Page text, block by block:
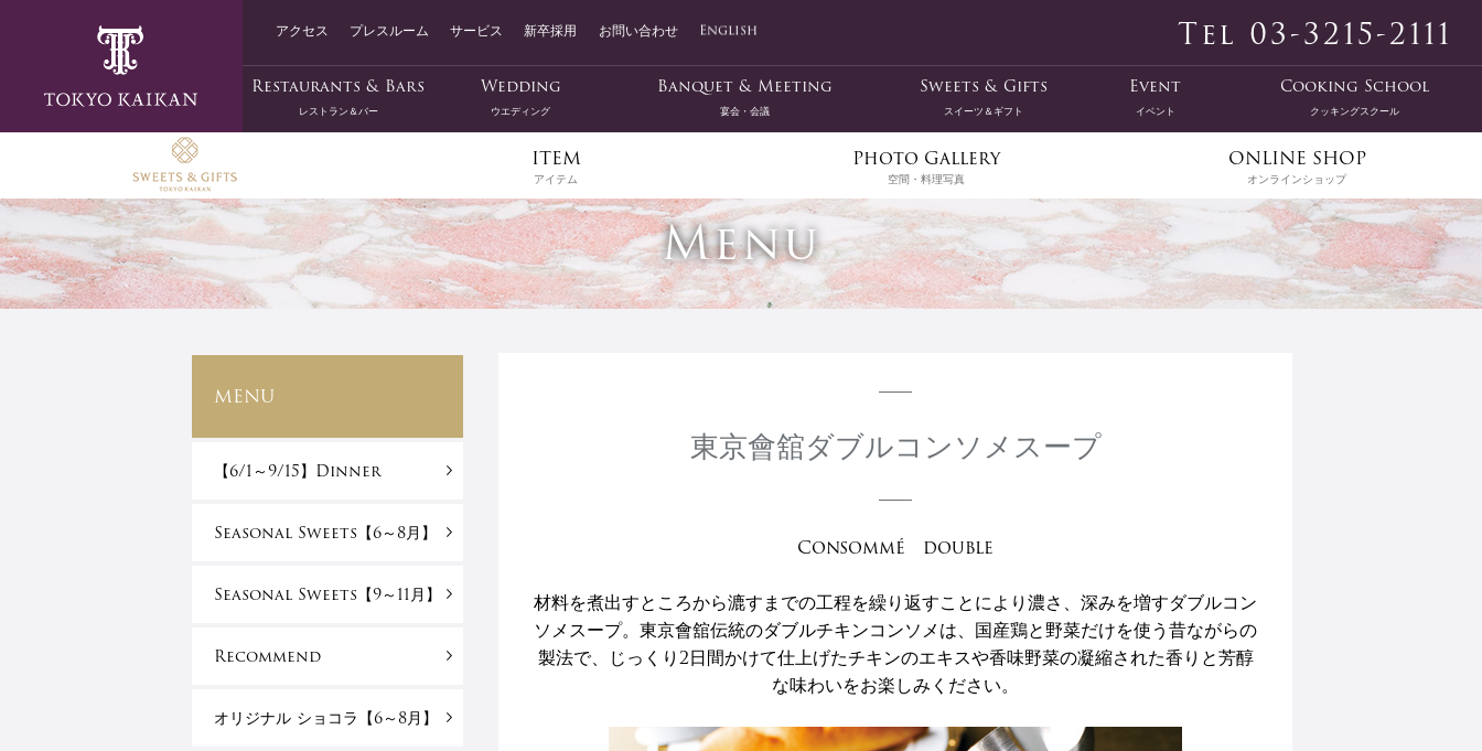
アクセス プレスルーム サービス 新卒採用 お問い合わせ English Tel 03-3215-2111
Restaurants & Bars
レストラン＆バー
Wedding
ウエディング
Banquet & Meeting
宴会・会議
Sweets & Gifts
スイーツ＆ギフト
Event
イベント
Cooking School
クッキングスクール
ITEM
アイテム
Photo Gallery
空間・料理写真
ONLINE SHOP
オンラインショップ
Menu
MENU
【6/1～9/15】Dinner
Seasonal Sweets【6～8月】
Seasonal Sweets【9～11月】
Recommend
オリジナル ショコラ【6～8月】
東京會舘ダブルコンソメスープ
Consommé double
材料を煮出すところから漉すまでの工程を繰り返すことにより濃さ、深みを増すダブルコン
ソメスープ。東京會舘伝統のダブルチキンコンソメは、国産鶏と野菜だけを使う昔ながらの
製法で、じっくり2日間かけて仕上げたチキンのエキスや香味野菜の凝縮された香りと芳醇
な味わいをお楽しみください。